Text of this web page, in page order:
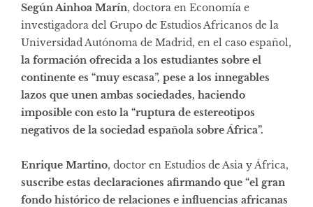
Según Ainhoa Marín, doctora en Economía e
investigadora del Grupo de Estudios Africanos de la
Universidad Autónoma de Madrid, en el caso español,
la formación ofrecida a los estudiantes sobre el
continente es “muy escasa”, pese a los innegables
lazos que unen ambas sociedades, haciendo
imposible con esto la “ruptura de estereotipos
negativos de la sociedad española sobre África”.
Enrique Martino, doctor en Estudios de Asia y África,
suscribe estas declaraciones afirmando que “el gran
fondo histórico de relaciones e influencias africanas